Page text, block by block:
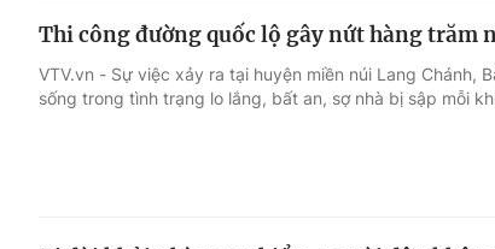
Thi công đường quốc lộ gây nứt hàng trăm
VTV.vn - Sự việc xảy ra tại huyện miền núi Lang Chánh,
sống trong tình trạng lo lắng, bất an, sợ nhà bị sập mỗi